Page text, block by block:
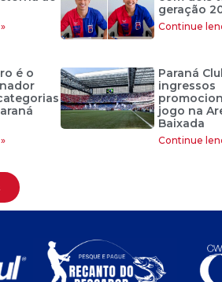
geração
Continue
é o
Paraná
ingressos
jogo na
Baixada
Continue